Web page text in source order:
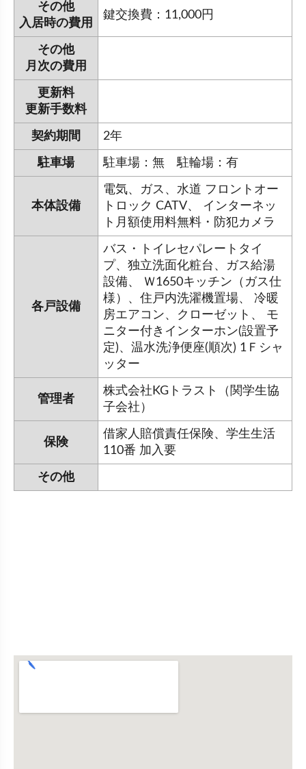
その他
入居時の費用
鍵交換費：11,000円
その他
月次の費用
更新料
更新手数料
契約期間 2年
駐車場 駐車場：無 駐輪場：有
本体設備
電気、ガス、水道 フロントオー
トロック CATV、 インターネッ
ト月額使用料無料・防犯カメラ
各戸設備
バス・トイレセパレートタイ
プ、独立洗面化粧台、ガス給湯
設備、 Ｗ1650キッチン（ガス仕
様）、住戸内洗濯機置場、 冷暖
房エアコン、クローゼット、 モ
ニター付きインターホン(設置予
定)、温水洗浄便座(順次) 1Ｆシャ
ッター
管理者
株式会社KGトラスト（関学生協
子会社）
保険
借家人賠償責任保険、学生生活
110番 加入要
その他